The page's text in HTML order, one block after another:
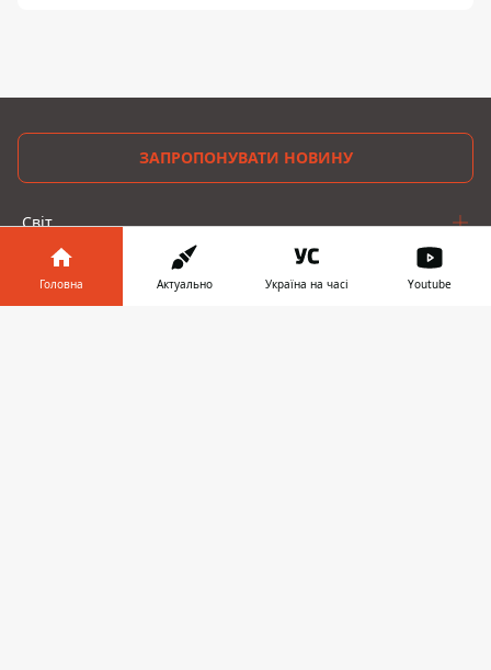
ЗАПРОПОНУВАТИ НОВИНУ
Світ
Україна
Головна Актуально Україна на часі Youtube